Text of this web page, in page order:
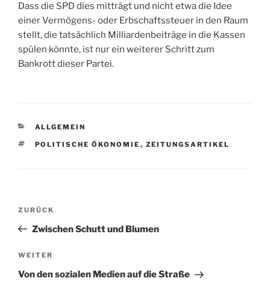
Dass die SPD dies mitträgt und nicht etwa die Idee
einer Vermögens- oder Erbschaftssteuer in den Raum
stellt, die tatsächlich Milliardenbeiträge in die Kassen
spülen könnte, ist nur ein weiterer Schritt zum
Bankrott dieser Partei.
KATEGORIEN
ALLGEMEIN
SCHLAGWÖRTER
POLITISCHE ÖKONOMIE , ZEITUNGSARTIKEL
Beitragsnavigation
Vorheriger
Beitrag
ZURÜCK
Zwischen Schutt und Blumen
Nächster
Beitrag
WEITER
Von den sozialen Medien auf die Straße